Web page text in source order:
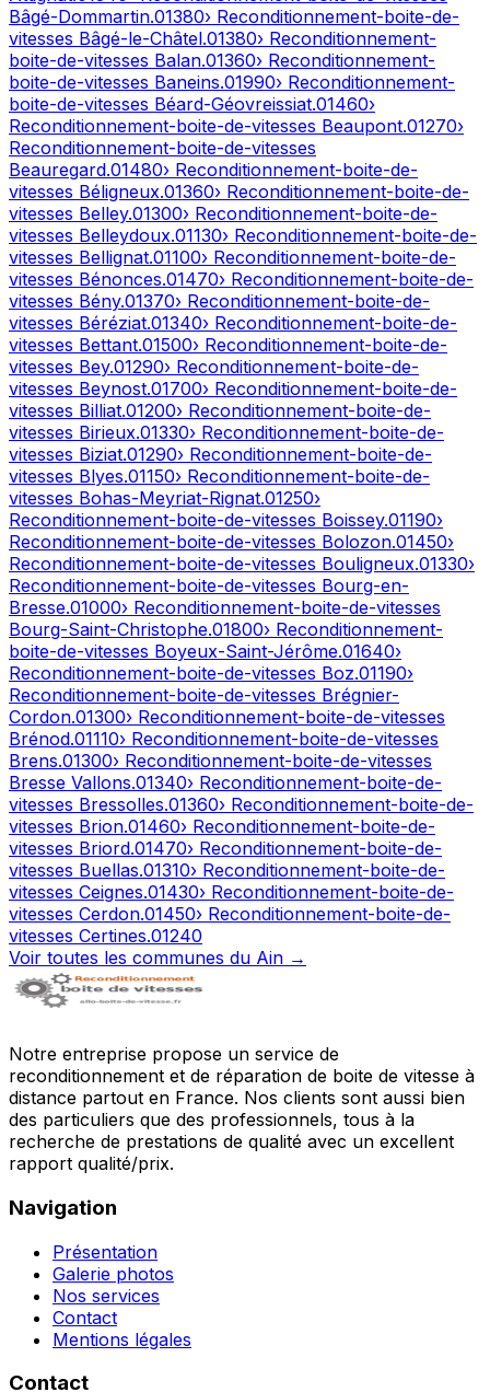
Bâgé-Dommartin.01380› Reconditionnement-boite-de-
vitesses Bâgé-le-Châtel.01380› Reconditionnement-
boite-de-vitesses Balan.01360› Reconditionnement-
boite-de-vitesses Baneins.01990› Reconditionnement-
boite-de-vitesses Béard-Géovreissiat.01460›
Reconditionnement-boite-de-vitesses Beaupont.01270›
Reconditionnement-boite-de-vitesses
Beauregard.01480› Reconditionnement-boite-de-
vitesses Béligneux.01360› Reconditionnement-boite-de-
vitesses Belley.01300› Reconditionnement-boite-de-
vitesses Belleydoux.01130› Reconditionnement-boite-de-
vitesses Bellignat.01100› Reconditionnement-boite-de-
vitesses Bénonces.01470› Reconditionnement-boite-de-
vitesses Bény.01370› Reconditionnement-boite-de-
vitesses Béréziat.01340› Reconditionnement-boite-de-
vitesses Bettant.01500› Reconditionnement-boite-de-
vitesses Bey.01290› Reconditionnement-boite-de-
vitesses Beynost.01700› Reconditionnement-boite-de-
vitesses Billiat.01200› Reconditionnement-boite-de-
vitesses Birieux.01330› Reconditionnement-boite-de-
vitesses Biziat.01290› Reconditionnement-boite-de-
vitesses Blyes.01150› Reconditionnement-boite-de-
vitesses Bohas-Meyriat-Rignat.01250›
Reconditionnement-boite-de-vitesses Boissey.01190›
Reconditionnement-boite-de-vitesses Bolozon.01450›
Reconditionnement-boite-de-vitesses Bouligneux.01330›
Reconditionnement-boite-de-vitesses Bourg-en-
Bresse.01000› Reconditionnement-boite-de-vitesses
Bourg-Saint-Christophe.01800› Reconditionnement-
boite-de-vitesses Boyeux-Saint-Jérôme.01640›
Reconditionnement-boite-de-vitesses Boz.01190›
Reconditionnement-boite-de-vitesses Brégnier-
Cordon.01300› Reconditionnement-boite-de-vitesses
Brénod.01110› Reconditionnement-boite-de-vitesses
Brens.01300› Reconditionnement-boite-de-vitesses
Bresse Vallons.01340› Reconditionnement-boite-de-
vitesses Bressolles.01360› Reconditionnement-boite-de-
vitesses Brion.01460› Reconditionnement-boite-de-
vitesses Briord.01470› Reconditionnement-boite-de-
vitesses Buellas.01310› Reconditionnement-boite-de-
vitesses Ceignes.01430› Reconditionnement-boite-de-
vitesses Cerdon.01450› Reconditionnement-boite-de-
vitesses Certines.01240
Voir toutes les communes du Ain →
Notre entreprise propose un service de
reconditionnement et de réparation de boite de vitesse à
distance partout en France. Nos clients sont aussi bien
des particuliers que des professionnels, tous à la
recherche de prestations de qualité avec un excellent
rapport qualité/prix.
Navigation
Présentation
Galerie photos
Nos services
Contact
Mentions légales
Contact